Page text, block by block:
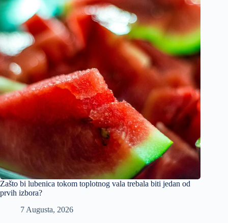
Zašto bi lubenica tokom toplotnog vala trebala biti jedan od
prvih izbora?
7 Augusta, 2026